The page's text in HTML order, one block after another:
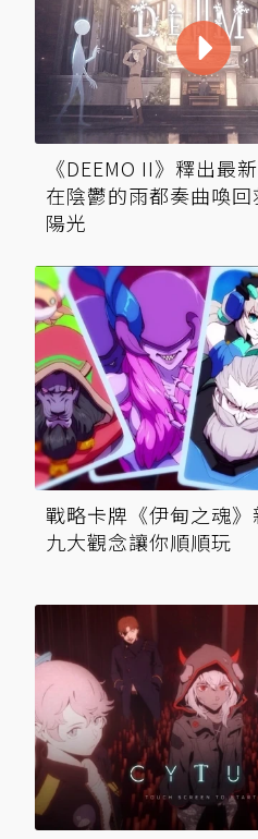
《DEEMO II》釋出最
在陰鬱的雨都奏曲喚
陽光
戰略卡牌《伊甸之魂》
九大觀念讓你順順玩